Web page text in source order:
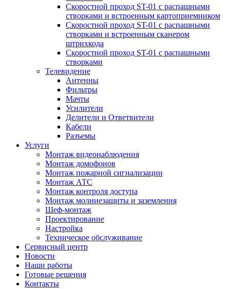
Скоростной проход ST-01 с распашными
створками и встроенным картоприемником
Скоростной проход ST-01 с распашными
створками и встроенным сканером
штрихкода
Скоростной проход ST-01 с распашными
створками
Телевидение
Антенны
Фильтры
Мачты
Усилители
Делители и Ответвители
Кабели
Разъемы
Услуги
Монтаж видеонаблюдения
Монтаж домофонов
Монтаж пожарной сигнализации
Монтаж АТС
Монтаж контроля доступа
Монтаж молниезащиты и заземления
Шеф-монтаж
Проектирование
Настройка
Техническое обслуживание
Сервисный центр
Новости
Наши работы
Готовые решения
Контакты